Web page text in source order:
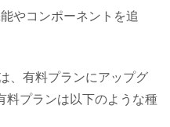
やコンポーネントを追
、有料プランにアップグ
料プランは以下のような種